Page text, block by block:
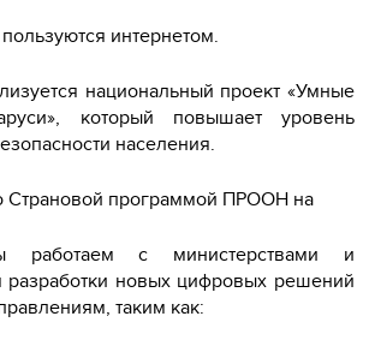
интернетом.
национальный проект «Умные
который повышает уровень
населения.
Страновой программой ПРООН на
работаем с министерствами и
разработки новых цифровых решений
таким как: